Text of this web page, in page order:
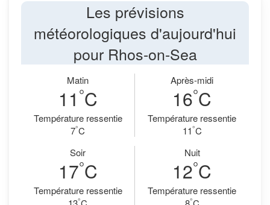
Les prévisions
météorologiques d'aujourd'hui
pour Rhos-on-Sea
Matin
11 °C
Température ressentie
7°C
Après-midi
16°C
Température ressentie
11°C
Soir
17°C
Température ressentie
°
Nuit
12°C
Température ressentie
°